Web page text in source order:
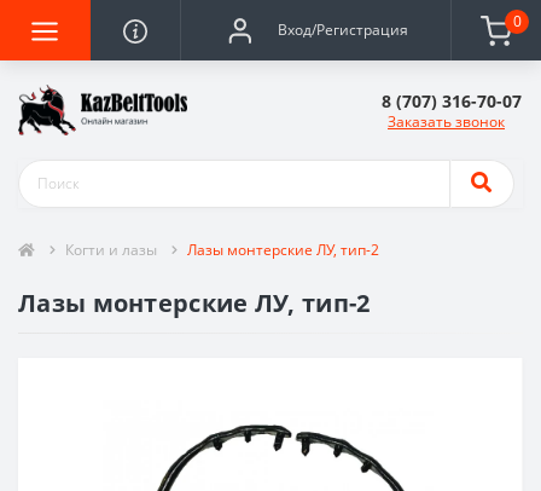
Вход/Регистрация 0
8 (707) 316-70-07
Заказать звонок
Когти и лазы Лазы монтерские ЛУ, тип-2
Лазы монтерские ЛУ, тип-2